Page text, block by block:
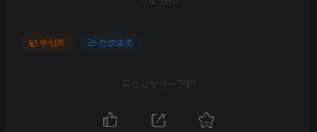
中创网 自媒体类
喜欢就支持一下吧